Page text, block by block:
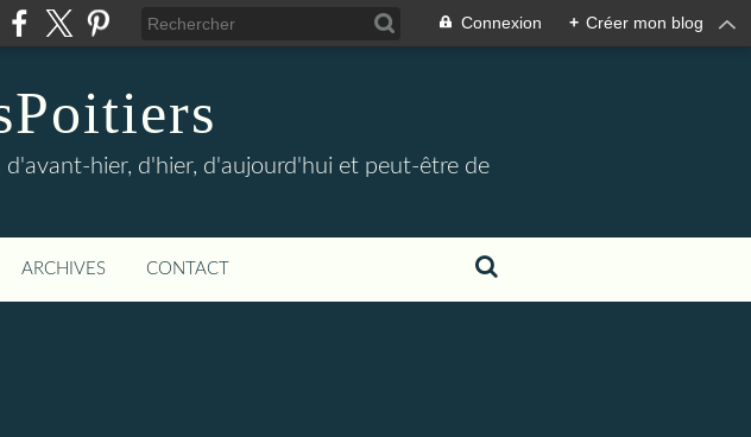
Connexion + Créer mon blog
hier, d'hier, d'aujourd'hui et peut-être de
ARCHIVES CONTACT